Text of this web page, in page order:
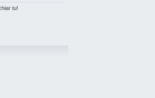
tu!